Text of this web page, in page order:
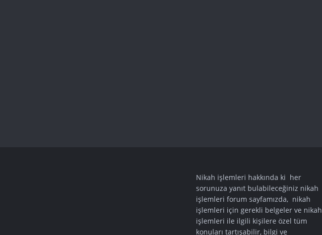
Nikah işlemleri hakkında ki her
sorunuza yanıt bulabileceğiniz nikah
işlemleri forum sayfamızda, nikah
işlemleri için gerekli belgeler ve nikah
işlemleri ile ilgili kişilere özel tüm
konuları tartışabilir, bilgi ve